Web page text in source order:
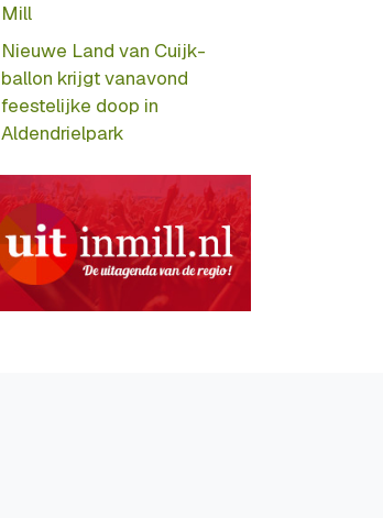
Mill
Nieuwe Land van Cuijk-
ballon krijgt vanavond
feestelijke doop in
Aldendrielpark